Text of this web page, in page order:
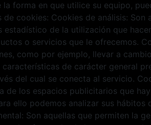
forma en que utilice su equipo,
de cookies: Cookies de análisis:
de la utilización que
o servicios que le ofrecemos.
como por ejemplo, llevar a
de carácter general
del cual se conecta al servicio.
los espacios publicitarios que
ello podemos analizar sus hábitos
Son aquellas que permiten la